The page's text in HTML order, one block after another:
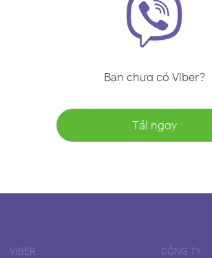
Bạn chưa có Viber?
Tải ngay
VIBER CÔNG TY